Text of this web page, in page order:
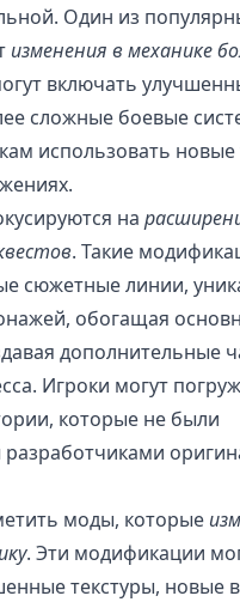
Один из
изменения в механике
включать
сложные боевые
использовать новые
на
. Такие
сюжетные линии,
обогащая
дополнительные
Игроки могут
которые не были
моды, которые
. Эти модификации
текстуры, новые